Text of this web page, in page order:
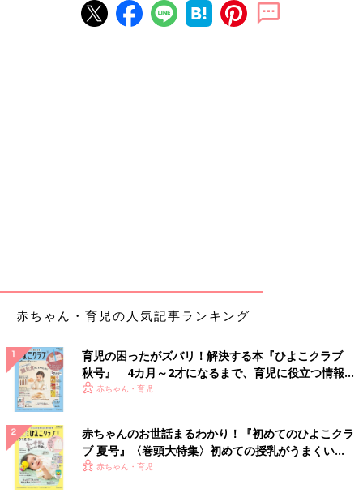
赤ちゃん・育児の人気記事ランキング
育児の困ったがズバリ！解決する本『ひよこクラブ
秋号』 4カ月～2才になるまで、育児に役立つ情報が
いっぱい！
赤ちゃん・育児
赤ちゃんのお世話まるわかり！『初めてのひよこクラ
ブ 夏号』〈巻頭大特集〉初めての授乳がうまくい
く！ おっぱい・ミルクの基本と夏のトラブル 解決テ
赤ちゃん・育児